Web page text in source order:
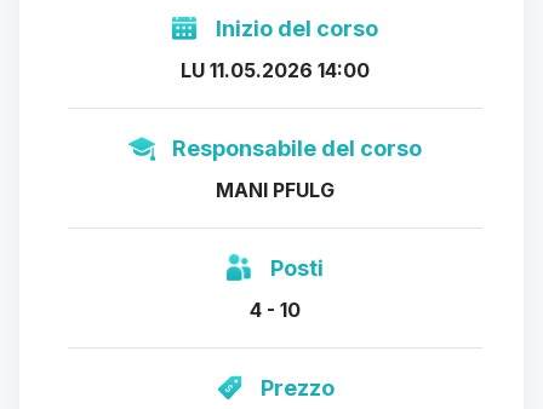
Inizio del corso
LU 11.05.2026 14:00
Responsabile del corso
MANI PFULG
Posti
4 - 10
Prezzo